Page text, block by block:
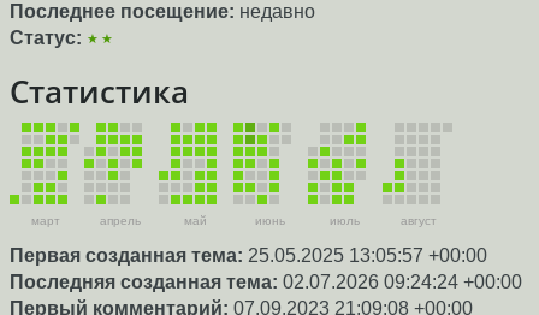
Последнее посещение: недавно
Статус: ★★
Статистика
март апрель май июнь июль август
Первая созданная тема: 25.05.2025 13:05:57 +00:00
Последняя созданная тема: 02.07.2026 09:24:24 +00:00
Первый комментарий: 07.09.2023 21:09:08 +00:00